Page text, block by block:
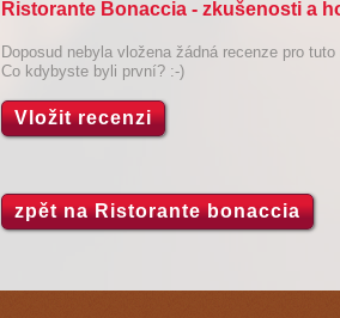
Ristorante Bonaccia - zkušenosti a
Doposud nebyla vložena žádná recenze pro tuto
Co kdybyste byli první? :-)
Vložit recenzi
zpět na Ristorante bonaccia